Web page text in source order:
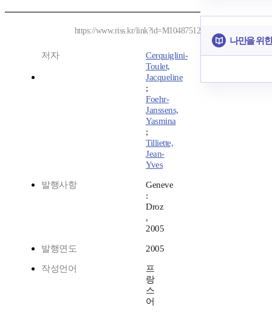
https://www.riss.kr/link?id=M10487512
저자
Cerquiglini-
Toulet,
Jacqueline
;
Foehr-
Janssens,
Yasmina
;
Tilliette,
Jean-
Yves
발행사항
Geneve
:
Droz
,
2005
발행연도 2005
작성언어
프
랑
스
어
나만을 위